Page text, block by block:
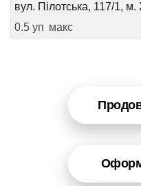
вул. Пілотська, 117/1,
0.5 уп макс